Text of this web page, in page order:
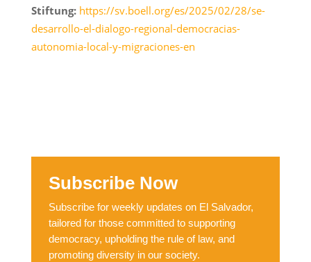
Stiftung: https://sv.boell.org/es/2025/02/28/se-
desarrollo-el-dialogo-regional-democracias-
autonomia-local-y-migraciones-en
Subscribe Now
Subscribe for weekly updates on El Salvador,
tailored for those committed to supporting
democracy, upholding the rule of law, and
promoting diversity in our society.